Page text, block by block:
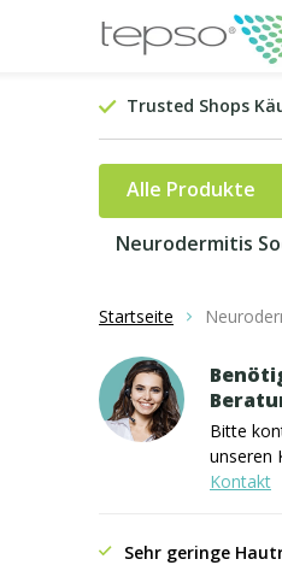
Trusted Shops
Alle Produkte
Neurodermitis
Startseite
Bitte
unseren
Kontakt
Sehr geringe